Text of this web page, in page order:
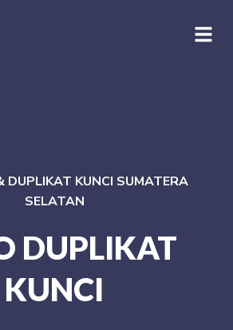
DUPLIKAT KUNCI SUMATERA
SELATAN
DUPLIKAT
KUNCI